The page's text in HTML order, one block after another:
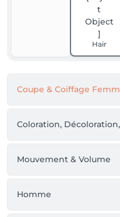
Hair
Coupe & Coiffage
Coloration,
Mouvement & Volume
Homme